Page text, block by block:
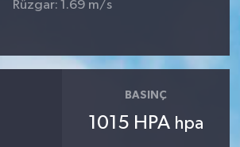
Rüzgar: 1.69 m/s
BASINÇ
1015 HPA hpa